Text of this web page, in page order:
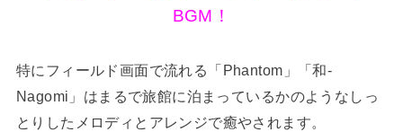
BGM！
特にフィールド画面で流れる「Phantom」「和-
Nagomi」はまるで旅館に泊まっているかのようなしっ
とりしたメロディとアレンジで癒やされます。